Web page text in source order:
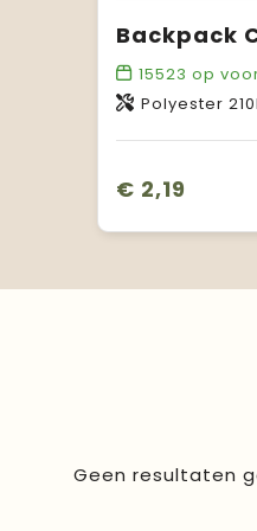
15523 op
Polyester
€ 2,19
Geen resultaten